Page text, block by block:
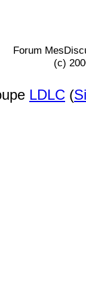
Forum
(c)
LDLC (